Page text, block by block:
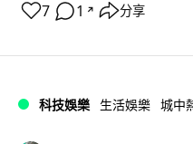
7 1 ↗ 分享
科技娛樂 生活娛樂 城中